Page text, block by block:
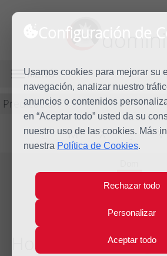
Configuración de
Usamos cookies para mejorar su
navegación, analizar nuestro
anuncios o contenidos
en “Aceptar todo” usted da su
nuestro uso de las cookies. Más
nuestra Política de Cookies.
Rechazar todo
Personalizar
Aceptar todo
MENÚ
Predicación
L M X J V
10
Jun
Homilía X